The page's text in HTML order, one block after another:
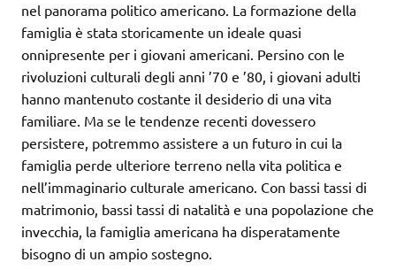
nel panorama politico americano. La formazione della
famiglia è stata storicamente un ideale quasi
onnipresente per i giovani americani. Persino con le
rivoluzioni culturali degli anni ’70 e ’80, i giovani adulti
hanno mantenuto costante il desiderio di una vita
familiare. Ma se le tendenze recenti dovessero
persistere, potremmo assistere a un futuro in cui la
famiglia perde ulteriore terreno nella vita politica e
nell’immaginario culturale americano. Con bassi tassi di
matrimonio, bassi tassi di natalità e una popolazione che
invecchia, la famiglia americana ha disperatamente
bisogno di un ampio sostegno.